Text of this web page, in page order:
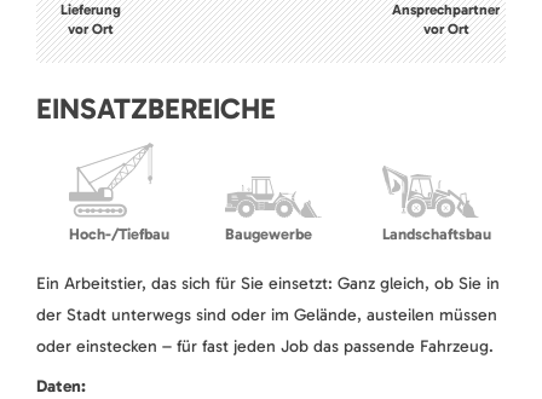
Lieferung
vor Ort
Ansprechpartner
vor Ort
EINSATZBEREICHE
Hoch-/Tiefbau Baugewerbe Landschaftsbau
Ein Arbeitstier, das sich für Sie einsetzt: Ganz gleich, ob Sie in
der Stadt unterwegs sind oder im Gelände, austeilen müssen
oder einstecken – für fast jeden Job das passende Fahrzeug.
Daten: